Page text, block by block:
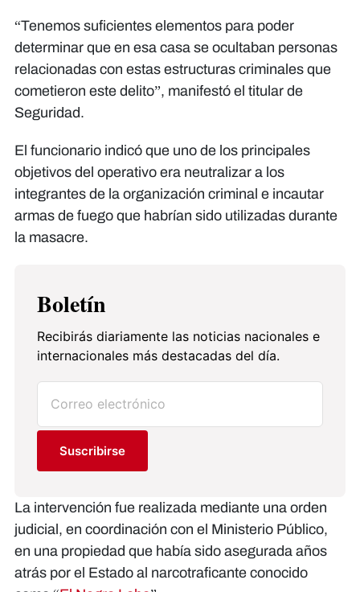
“Tenemos suficientes elementos para poder
determinar que en esa casa se ocultaban personas
relacionadas con estas estructuras criminales que
cometieron este delito”, manifestó el titular de
Seguridad.
El funcionario indicó que uno de los principales
objetivos del operativo era neutralizar a los
integrantes de la organización criminal e incautar
armas de fuego que habrían sido utilizadas durante
la masacre.
Boletín
Recibirás diariamente las noticias nacionales e
internacionales más destacadas del día.
Suscribirse
La intervención fue realizada mediante una orden
judicial, en coordinación con el Ministerio Público,
en una propiedad que había sido asegurada años
atrás por el Estado al narcotraficante conocido